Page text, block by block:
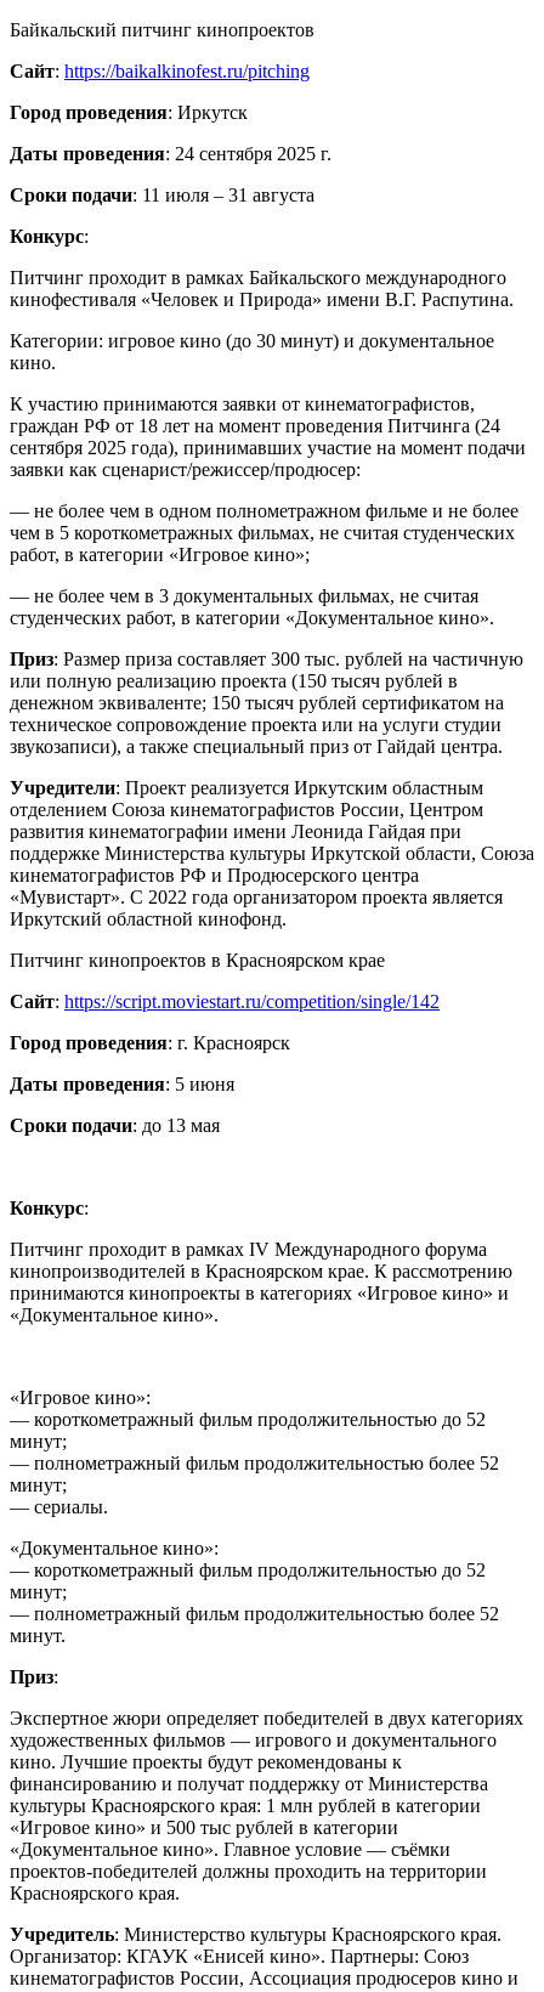
Байкальский питчинг кинопроектов
Сайт: https://baikalkinofest.ru/pitching
Город проведения: Иркутск
Даты проведения: 24 сентября 2025 г.
Сроки подачи: 11 июля – 31 августа
Конкурс:
Питчинг проходит в рамках Байкальского международного
кинофестиваля «Человек и Природа» имени В.Г. Распутина.
Категории: игровое кино (до 30 минут) и документальное
кино.
К участию принимаются заявки от кинематографистов,
граждан РФ от 18 лет на момент проведения Питчинга (24
сентября 2025 года), принимавших участие на момент подачи
заявки как сценарист/режиссер/продюсер:
— не более чем в одном полнометражном фильме и не более
чем в 5 короткометражных фильмах, не считая студенческих
работ, в категории «Игровое кино»;
— не более чем в 3 документальных фильмах, не считая
студенческих работ, в категории «Документальное кино».
Приз: Размер приза составляет 300 тыс. рублей на частичную
или полную реализацию проекта (150 тысяч рублей в
денежном эквиваленте; 150 тысяч рублей сертификатом на
техническое сопровождение проекта или на услуги студии
звукозаписи), а также специальный приз от Гайдай центра.
Учредители: Проект реализуется Иркутским областным
отделением Союза кинематографистов России, Центром
развития кинематографии имени Леонида Гайдая при
поддержке Министерства культуры Иркутской области, Союза
кинематографистов РФ и Продюсерского центра
«Мувистарт». С 2022 года организатором проекта является
Иркутский областной кинофонд.
Питчинг кинопроектов в Красноярском крае
Сайт: https://script.moviestart.ru/competition/single/142
Город проведения: г. Красноярск
Даты проведения: 5 июня
Сроки подачи: до 13 мая
Конкурс:
Питчинг проходит в рамках IV Международного форума
кинопроизводителей в Красноярском крае. К рассмотрению
принимаются кинопроекты в категориях «Игровое кино» и
«Документальное кино».
«Игровое кино»:
— короткометражный фильм продолжительностью до 52
минут;
— полнометражный фильм продолжительностью более 52
минут;
— сериалы.
«Документальное кино»:
— короткометражный фильм продолжительностью до 52
минут;
— полнометражный фильм продолжительностью более 52
минут.
Приз:
Экспертное жюри определяет победителей в двух категориях
художественных фильмов — игрового и документального
кино. Лучшие проекты будут рекомендованы к
финансированию и получат поддержку от Министерства
культуры Красноярского края: 1 млн рублей в категории
«Игровое кино» и 500 тыс рублей в категории
«Документальное кино». Главное условие — съёмки
проектов-победителей должны проходить на территории
Красноярского края.
Учредитель: Министерство культуры Красноярского края.
Организатор: КГАУК «Енисей кино». Партнеры: Союз
кинематографистов России, Ассоциация продюсеров кино и